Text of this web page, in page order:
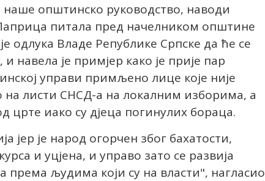
наше општинско руководство, наводи
питала пред начелником општине
одлука Владе Републике Српске да ће се
навела је примјер како је прије пар
управи примљено лице које није
на листи СНСД-а на локалним изборима, а
црте иако су дјеца погинулих бораца.
јер је народ огорчен због бахатости,
и уцјена, и управо зато се развија
према људима који су на власти", нагласио